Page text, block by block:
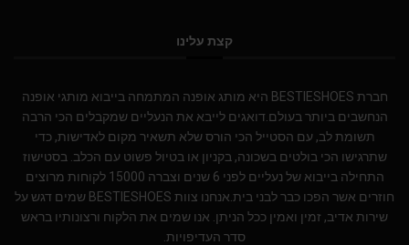
קצת עלינו
חברת BESTIESHOES היא מותג אופנה המתמחה בייבוא מותגי אופנה
הנחשבים ביותר בעולם.דואגים לייבא את הנעליים שמקבלים הכי הרבה
תשומת לב, עם הסטייל הכי הורס שלא תשאיר מקום לאדישות, כדי
שתרגישו הכי בולטים בשכונה, בקניון או בטיול פשוט עם הכלב. בסטישוז
התחילה בייבוא של נעליים לפני 6 שנים וצברה 15000 לקוחות מרוצים
חוזרים אשר הפכו כבר לבני בית.אנחנו צוות BESTIESHOES שמים דגש על
שירות אדיב, זמין ואמין ככל הניתן. אנו שמים את הלקוח ורצונותיו בראש
סדר העדיפויות.